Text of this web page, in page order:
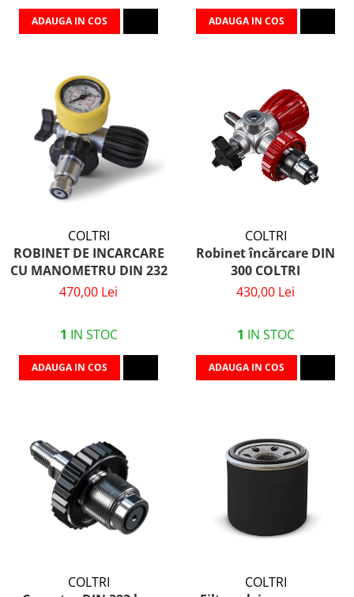
ADAUGA IN COS ADAUGA IN COS
COLTRI
ROBINET DE INCARCARE
CU MANOMETRU DIN 232
470,00 Lei
1 IN STOC
ADAUGA IN COS
COLTRI
Robinet încărcare DIN
300 COLTRI
430,00 Lei
1 IN STOC
ADAUGA IN COS
COLTRI
COLTRI